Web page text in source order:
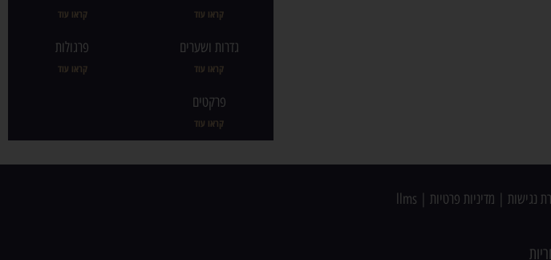
קראו עוד קראו עוד
גדרות ושערים
קראו עוד
פרגולות
קראו עוד
פרקטים
קראו עוד
נגישות | מדיניות פרטיות |
llms